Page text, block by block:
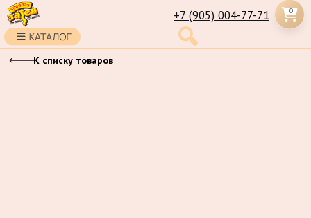
0
+7 (905) 004-77-71
К списку товаров